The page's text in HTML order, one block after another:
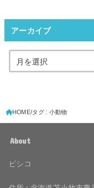
アーカイブ
HOME タグ : 小動物
About
ピシコ